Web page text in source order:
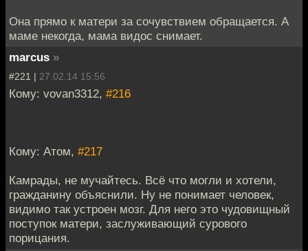
Она прямо к матери за сочувствием обращается. А
маме некогда, мама видос снимает.
marcus »
#221 | 27.02.14 15:56
Кому: vovan3312, #216
Кому: Атом, #217
Камрады, не мучайтесь. Всё что могли и хотели,
гражданину объяснили. Ну не понимает человек,
видимо так устроен мозг. Для него это чудовищный
поступок матери, заслуживающий сурового
порицания.